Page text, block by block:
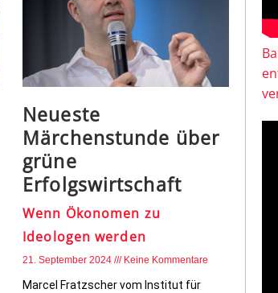
Neueste
Märchenstunde über
grüne
Erfolgswirtschaft
Wenn Ökonomen zu
Ideologen werden
21. September 2024 Keine Kommentare
Marcel Fratzscher vom Institut für